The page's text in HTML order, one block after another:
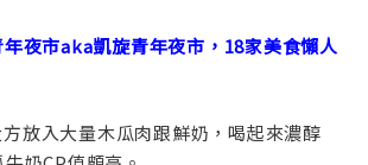
放入大量木瓜肉跟鮮奶，喝起來濃醇